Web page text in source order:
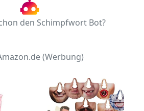
den Schimpfwort Bot?
(Werbung)